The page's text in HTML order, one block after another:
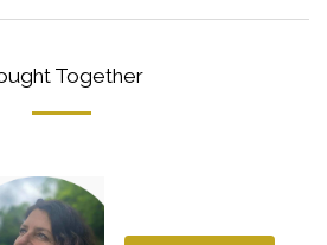
Together